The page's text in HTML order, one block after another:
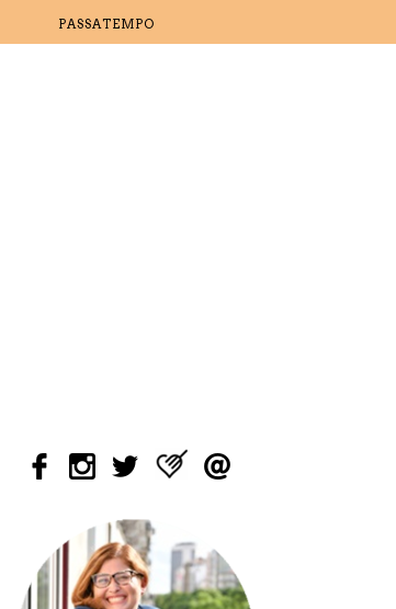
PASSATEMPO